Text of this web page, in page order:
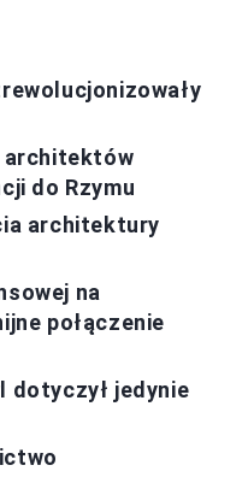
architektów
do Rzymu
architektury
na
połączenie
dotyczył jedynie